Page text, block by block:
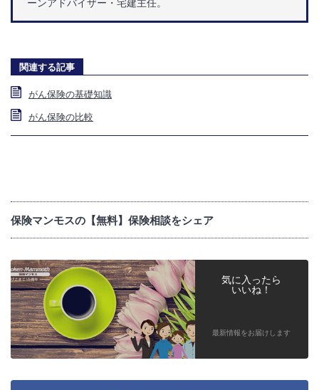
関連する記事
がん保険の基礎知識
がん保険の比較
保険マンモスの【無料】保険相談をシェア
気に入ったら
いいね！
最新情報をお届けします